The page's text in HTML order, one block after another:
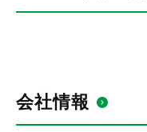
会社情報